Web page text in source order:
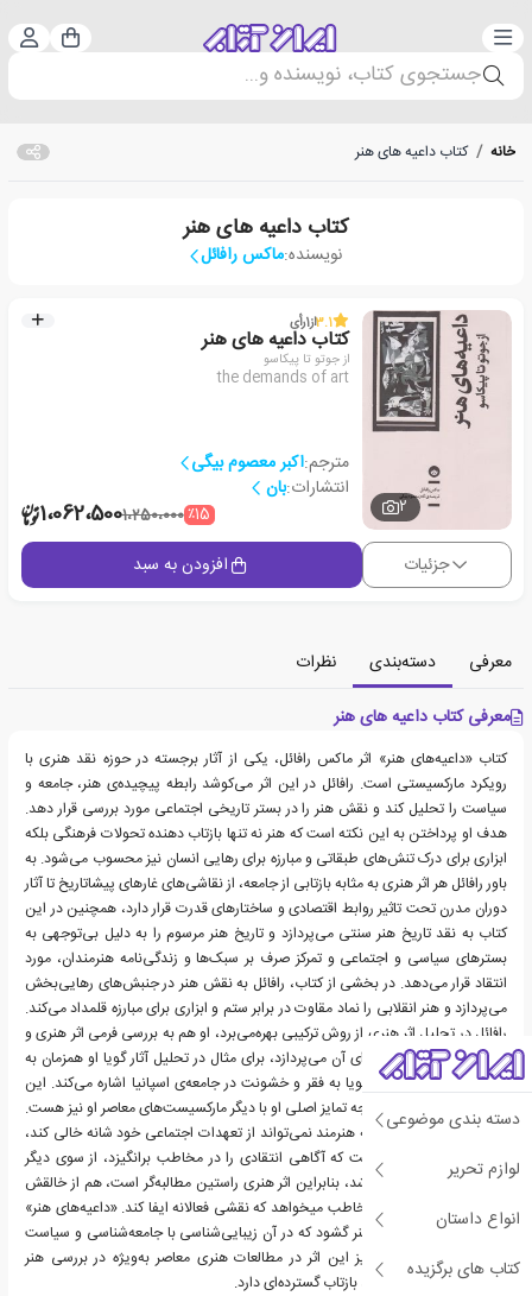
دسته‌بندی سبد
جستجوی کتاب، نویسنده و...
دسته بندی موضوعی
لوازم تحریر
انواع داستان
کتاب های برگزیده
خانه / کتاب داعیه های هنر
کتاب داعیه های هنر
نویسنده:ماکس رافائل
2
3.1از1رأی
کتاب داعیه های هنر
از جوتو تا پیکاسو
the demands of art
مترجم:اکبر معصوم بیگی
انتشارات:بان
٪151،250،0001،062،500
جزئیات افزودن به سبد
معرفی دسته‌بندی
نظرات
معرفی کتاب داعیه های هنر
کتاب «داعیه‌های هنر» اثر ماکس رافائل، یکی از آثار برجسته در حوزه نقد هنری با
رویکرد مارکسیستی است. رافائل در این اثر می‌کوشد رابطه پیچیده‌ی هنر، جامعه و
سیاست را تحلیل کند و نقش هنر را در بستر تاریخی اجتماعی مورد بررسی قرار دهد.
هدف او پرداختن به این نکته است که هنر نه تنها بازتاب دهنده تحولات فرهنگی بلکه
ابزاری برای درک تنش‌های طبقاتی و مبارزه برای رهایی انسان نیز محسوب می‌شود. به
باور رافائل هر اثر هنری به مثابه بازتابی از جامعه، از نقاشی‌های غارهای پیشاتاریخ تا آثار
دوران مدرن تحت تاثیر روابط اقتصادی و ساختارهای قدرت قرار دارد، همچنین در این
کتاب به نقد تاریخ هنر سنتی می‌پردازد و تاریخ هنر مرسوم را به دلیل بی‌توجهی به
بسترهای سیاسی و اجتماعی و تمرکز صرف بر سبک‌ها و زندگی‌نامه هنرمندان، مورد
انتقاد قرار می‌دهد. در بخشی از کتاب، رافائل به نقش هنر در جنبش‌های رهایی‌بخش
می‌پردازد و هنر انقلابی را نماد مقاوت در برابر ستم و ابزاری برای مبارزه قلمداد می‌کند.
رافائل در تحلیل اثر هنری از روش ترکیبی بهره‌می‌برد، او هم به بررسی فرمی اثر هنری و
هم به رمزگشایی از محتوای آن می‌پردازد، برای مثال در تحلیل آثار گویا او همزمان به
تکنیک‌های هنری و نقد گویا به فقر و خشونت در جامعه‌ی اسپانیا اشاره می‌کند. این
رویکرد دو وجهی رافائل وجه تمایز اصلی او با دیگر مارکسیست‌های معاصر او نیز هست.
رافائل بر این باور است که هنرمند نمی‌تواند از تعهدات اجتماعی خود شانه خالی کند،
اثر هنری زمانی اصیل است که آگاهی انتقادی را در مخاطب برانگیزد، از سوی دیگر
بیننده نیز نباید منفعل باشد، بنابراین اثر هنری راستین مطالبه‌گر است، هم از خالقش
تعهد می طلبد و هم از مخاطب میخواهد که نقشی فعالانه ایفا کند. «داعیه‌های هنر»
مسیر جدیدی را در نقد هنر گشود که در آن زیبایی‌شناسی با جامعه‌شناسی و سیاست
پیوند می‌خورد. امروزه نیز این اثر در مطالعات هنری معاصر به‌ویژه در بررسی هنر
اعتراضی یا هنر خاورمیانه، بازتاب گسترده‌ای دارد.